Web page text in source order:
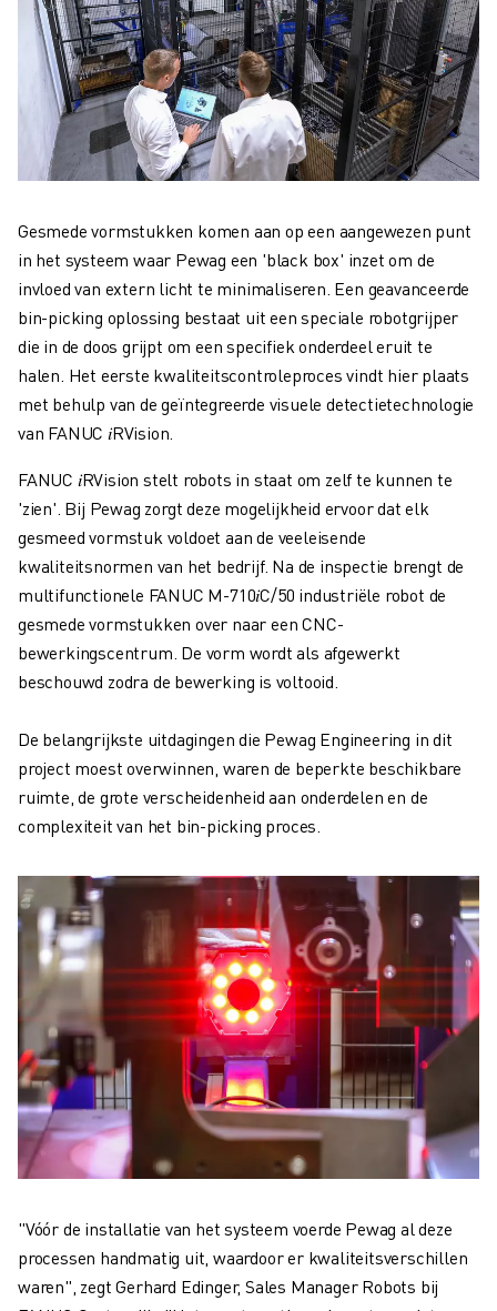
Gesmede vormstukken komen aan op een aangewezen punt
in het systeem waar Pewag een 'black box' inzet om de
invloed van extern licht te minimaliseren. Een geavanceerde
bin-picking oplossing bestaat uit een speciale robotgrijper
die in de doos grijpt om een specifiek onderdeel eruit te
halen. Het eerste kwaliteitscontroleproces vindt hier plaats
met behulp van de geïntegreerde visuele detectietechnologie
van FANUC 𝑖RVision.
FANUC 𝑖RVision stelt robots in staat om zelf te kunnen te
'zien'. Bij Pewag zorgt deze mogelijkheid ervoor dat elk
gesmeed vormstuk voldoet aan de veeleisende
kwaliteitsnormen van het bedrijf. Na de inspectie brengt de
multifunctionele FANUC M-710𝑖C/50 industriële robot de
gesmede vormstukken over naar een CNC-
bewerkingscentrum. De vorm wordt als afgewerkt
beschouwd zodra de bewerking is voltooid.
De belangrijkste uitdagingen die Pewag Engineering in dit
project moest overwinnen, waren de beperkte beschikbare
ruimte, de grote verscheidenheid aan onderdelen en de
complexiteit van het bin-picking proces.
"Vóór de installatie van het systeem voerde Pewag al deze
processen handmatig uit, waardoor er kwaliteitsverschillen
waren", zegt Gerhard Edinger, Sales Manager Robots bij